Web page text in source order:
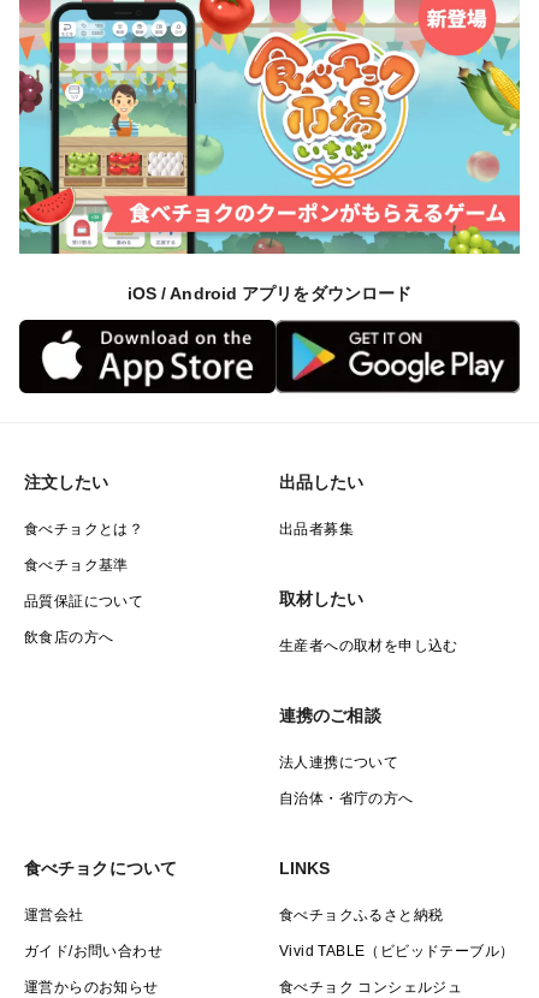
iOS / Android アプリをダウンロード
注文したい
食べチョクとは？
食べチョク基準
品質保証について
飲食店の方へ
出品したい
出品者募集
取材したい
生産者への取材を申し込む
連携のご相談
法人連携について
自治体・省庁の方へ
食べチョクについて
運営会社
ガイド/お問い合わせ
運営からのお知らせ
LINKS
食べチョクふるさと納税
Vivid TABLE（ビビッドテーブル）
食べチョク コンシェルジュ